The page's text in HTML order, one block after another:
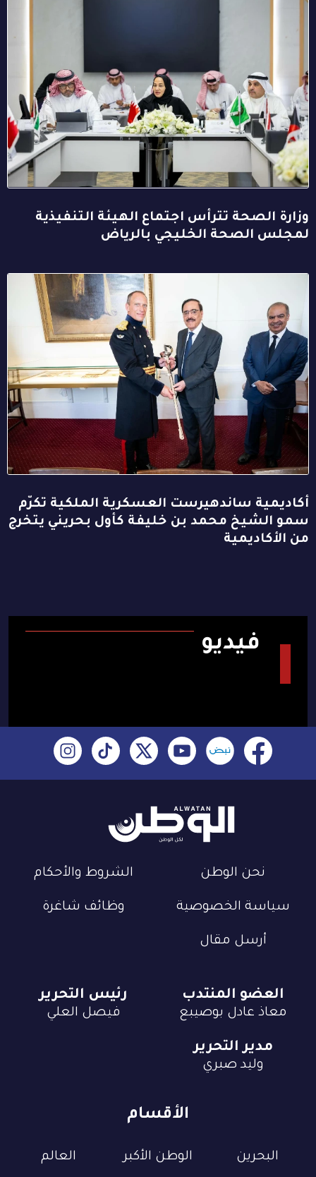
وزارة الصحة تترأس اجتماع الهيئة التنفيذية
لمجلس الصحة الخليجي بالرياض
أكاديمية ساندهيرست العسكرية الملكية تكرّم
سمو الشيخ محمد بن خليفة كأول بحريني يتخرج
من الأكاديمية
فيديو
نحن الوطن الشروط والأحكام
سياسة الخصوصية وظائف شاغرة
أرسل مقال
الأقسام
البحرين الوطن الأكبر العالم
العضو المنتدب
معاذ عادل بوصيبع
رئيس التحرير
فيصل العلي
مدير التحرير
وليد صبري